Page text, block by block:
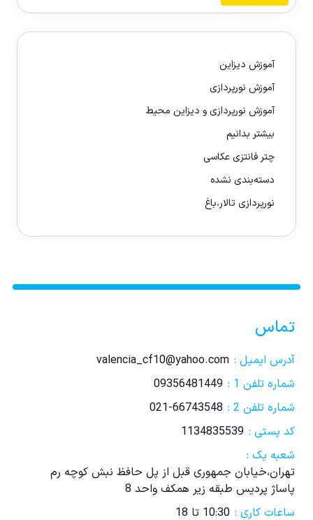
آموزش دیزاین
آموزش نورپردازی
آموزش نورپردازی و دیزاین محیط
بیشتر بدانیم
چتر فانتزی عکاسی
دسته‌بندی نشده
نورپردازی تالار،باغ
تماس
آدرس ایمیل : valencia_cf10@yahoo.com
شماره تلفن 1 :
09356481449
شماره تلفن 2 :
021-66743548
کد پستی : 1134835539
شعبه یک :
تهران،خیابان جمهوری قبل از پل حافظ نبش کوچه رم
پاساژ پردیس طبقه زیر همکف واحد 8
ساعات کاری : 10:30 تا 18